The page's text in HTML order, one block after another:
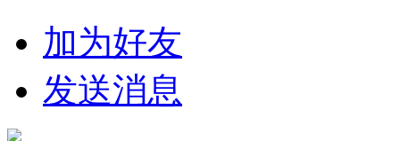
加为好友
发送消息